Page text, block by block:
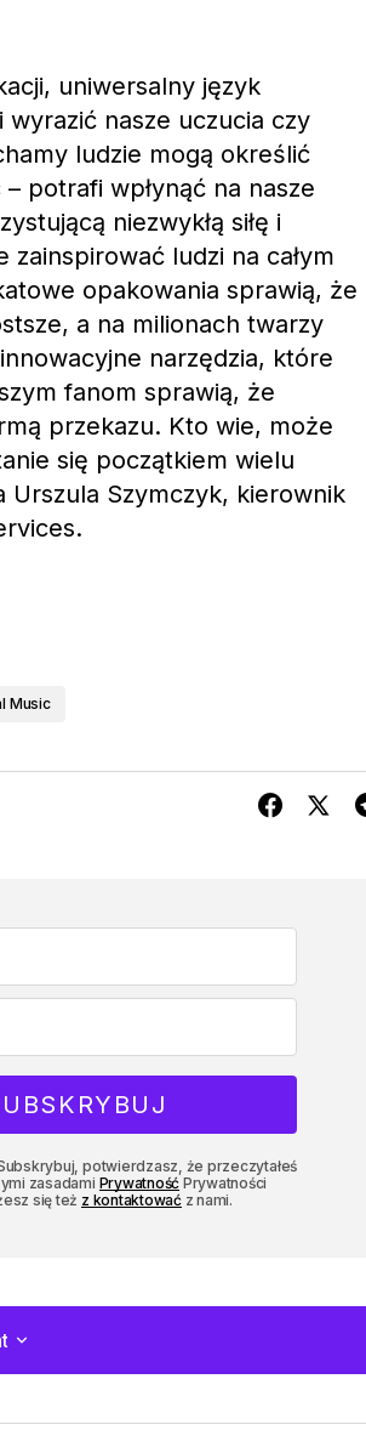
uniwersalny język
wyrazić nasze uczucia czy
ludzie mogą określić
potrafi wpłynąć na nasze
niezwykłą siłę i
zainspirować ludzi na całym
opakowania sprawią, że
a na milionach twarzy
narzędzia, które
fanom sprawią, że
przekazu. Kto wie, może
się początkiem wielu
Urszula Szymczyk, kierownik
Music
potwierdzasz, że przeczytałeś
zasadami Prywatność Prywatności
się też z kontaktowaćz nami.